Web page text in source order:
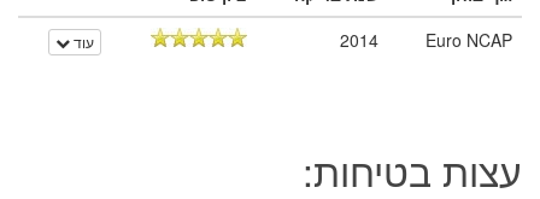
Euro NCAP
2014 עוד
עצות בטיחות: